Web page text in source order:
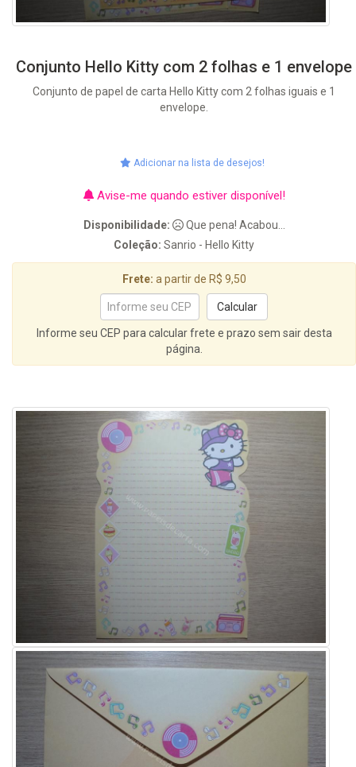
Conjunto Hello Kitty com 2 folhas e 1 envelope
Conjunto de papel de carta Hello Kitty com 2 folhas iguais e 1
envelope.
Adicionar na lista de desejos!
Avise-me quando estiver disponível!
Disponibilidade:
Que pena! Acabou...
Coleção: Sanrio - Hello Kitty
Frete: a partir de R$ 9,50
Informe seu CEP para calcular frete e prazo sem sair desta
página.